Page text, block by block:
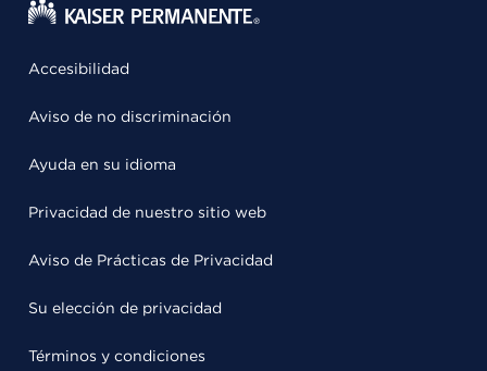
Accesibilidad
Aviso de no discriminación
Ayuda en su idioma
Privacidad de nuestro sitio web
Aviso de Prácticas de Privacidad
Su elección de privacidad
Términos y condiciones